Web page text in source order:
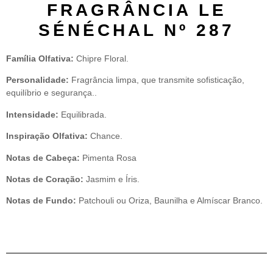
FRAGRÂNCIA LE
SÉNÉCHAL Nº 287
Família Olfativa: Chipre Floral.
Personalidade: Fragrância limpa, que transmite sofisticação,
equilíbrio e segurança..
Intensidade: Equilibrada.
Inspiração Olfativa: Chance.
Notas de Cabeça: Pimenta Rosa
Notas de Coração: Jasmim e Íris.
Notas de Fundo: Patchouli ou Oriza, Baunilha e Almíscar Branco.